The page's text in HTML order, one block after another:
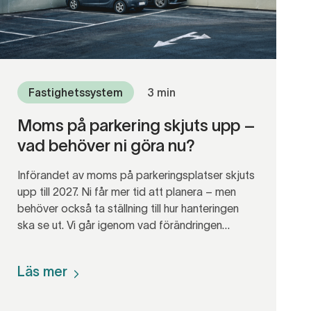
Fastighetssystem 3 min
Moms på parkering skjuts upp –
vad behöver ni göra nu?
Införandet av moms på parkeringsplatser skjuts
upp till 2027. Ni får mer tid att planera – men
behöver också ta ställning till hur hanteringen
ska se ut. Vi går igenom vad förändringen
Läs mer